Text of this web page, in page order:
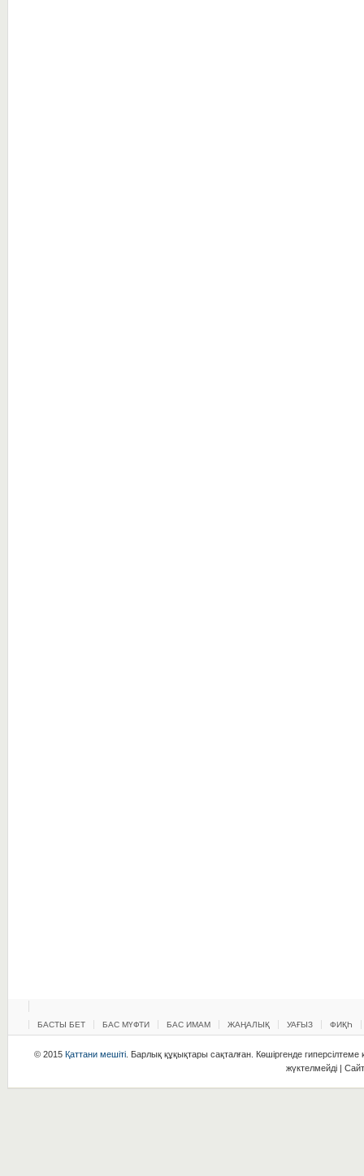
БАСТЫ БЕТ БАС МҮФТИ БАС ИМАМ ЖАҢАЛЫҚ УАҒЫЗ ФИҚҺ
© 2015 Қаттани мешіті. Барлық құқықтары сақталған. Көшіргенде гиперсілтеме
жүктелмейді |